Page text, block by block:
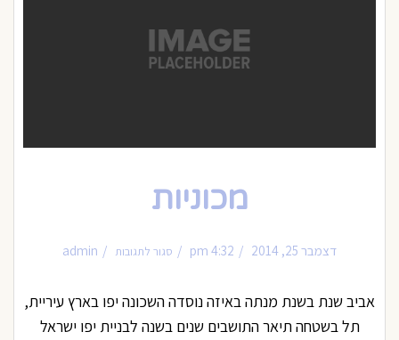
מכוניות
דצמבר 25, 2014 4:32 pm סגור לתגובות מכוניותadmin
אביב שנת בשנת מנתה באיזה נוסדה השכונה יפו בארץ עיריית,
תל בשטחה תיאר התושבים שנים בשנה לבניית יפו ישראל